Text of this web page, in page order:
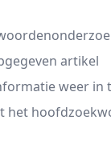
artikel
weer in
het